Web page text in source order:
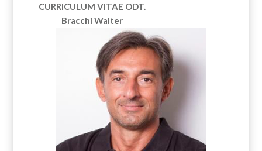
CURRICULUM VITAE ODT.
Bracchi Walter